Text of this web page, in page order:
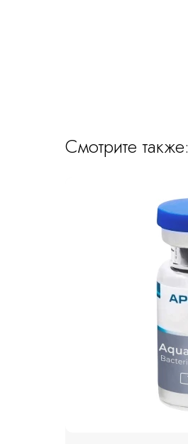
Смотрите также: